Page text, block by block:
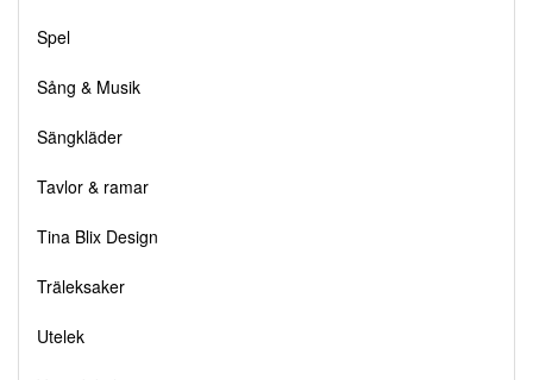
Spel
Sång & Musik
Sängkläder
Tavlor & ramar
Tina Blix Design
Träleksaker
Utelek